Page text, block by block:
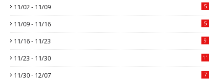
11/02 - 11/09 5
11/09 - 11/16 5
11/16 - 11/23 9
11/23 - 11/30 11
11/30 - 12/07 7